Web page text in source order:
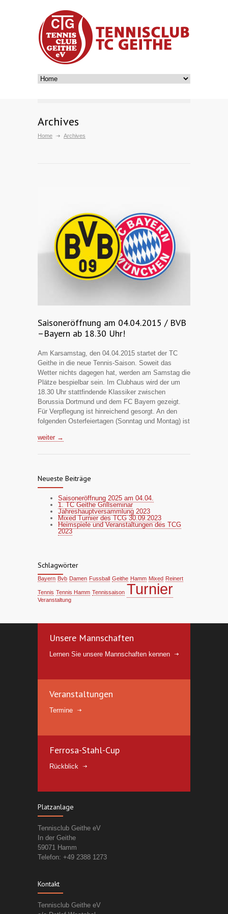
Archives
Home Archives
Saisoneröffnung am 04.04.2015 / BVB
–Bayern ab 18.30 Uhr!
Am Karsamstag, den 04.04.2015 startet der TC
Geithe in die neue Tennis-Saison. Soweit das
Wetter nichts dagegen hat, werden am Samstag die
Plätze bespielbar sein. Im Clubhaus wird der um
18.30 Uhr stattfindende Klassiker zwischen
Borussia Dortmund und dem FC Bayern gezeigt.
Für Verpflegung ist hinreichend gesorgt. An den
folgenden Osterfeiertagen (Sonntag und Montag) ist
weiter →
Neueste Beiträge
Saisoneröffnung 2025 am 04.04.
1. TC Geithe Grillseminar
Jahreshauptversammlung 2023
Mixed Turnier des TCG 30.09.2023
Heimspiele und Veranstaltungen des TCG
2023
Schlagwörter
Bayern Bvb Damen Fussball Geithe Hamm Mixed Reinert
Tennis Tennis Hamm Tennissaison Turnier
Veranstaltung
Unsere Mannschaften
Lernen Sie unsere Mannschaften kennen
Veranstaltungen
Termine
Ferrosa-Stahl-Cup
Rückblick
Platzanlage
Tennisclub Geithe eV
In der Geithe
59071 Hamm
Telefon: +49 2388 1273
Kontakt
Tennisclub Geithe eV